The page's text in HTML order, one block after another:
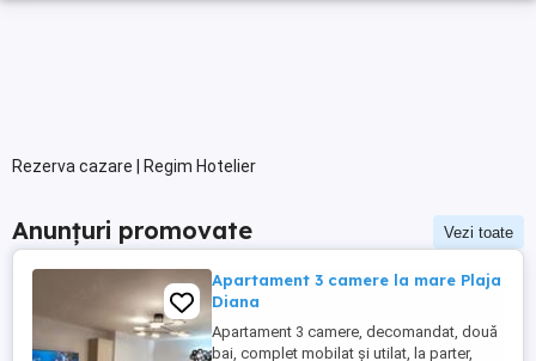
Rezerva cazare | Regim Hotelier
Anunțuri promovate Vezi toate
Apartament 3 camere la mare Plaja
Diana
Apartament 3 camere, decomandat, două
bai, complet mobilat și utilat, la parter,